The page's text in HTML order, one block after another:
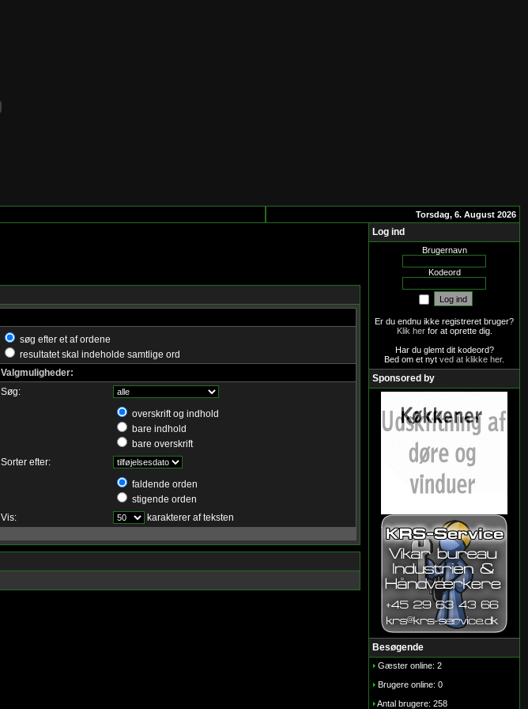
Torsdag, 6. August 2026
søg efter et af ordene
resultatet skal indeholde samtlige ord
Valgmuligheder:
Søg:
overskrift og indhold
bare indhold
bare overskrift
Sorter efter:
faldende orden
stigende orden
Vis:
karakterer af teksten
Log ind
Brugernavn
Kodeord
Er du endnu ikke registreret bruger?
Klik herfor at oprette dig.
Har du glemt dit kodeord?
Bed om et nyt ved at klikke her.
Sponsored by
Besøgende
Gæster online: 2
Brugere online: 0
Antal brugere: 258